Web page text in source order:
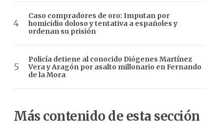
Caso compradores de oro: Imputan por
homicidio doloso y tentativa a españoles y
ordenan su prisión
Policía detiene al conocido Diógenes Martínez
Vera y Aragón por asalto millonario en Fernando
de la Mora
Más contenido de esta sección